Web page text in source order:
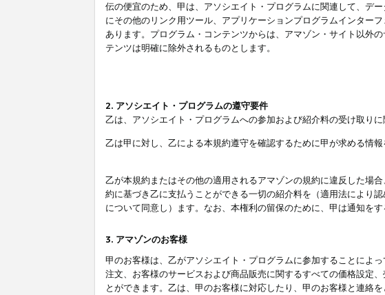
伝の便宜のため、甲は、アソシエイト・プログラムに関連して、デ
にその他のリンク用ツール、アプリケーションプログラムインター
あります。プログラム・コンテンツからは、アマゾン・サイト以外
テンツは明確に除外されるものとします。
2. アソシエイト・プログラムの遵守要件
乙は、アソシエイト・プログラムへの参加および紹介料の受け取り
乙は甲に対し、乙による本規約遵守を確認するために甲が求める情報
乙が本規約またはその他の適用されるアマゾンの規約に違反した場
約に基づき乙に支払うことができる一切の紹介料を（適用法により
について同意し）ます。なお、本権利の留保のために、甲は通知を
3. アマゾンのお客様
甲のお客様は、乙がアソシエイト・プログラムに参加することによ
注文、お客様のサービスおよび商品販売に関するすべての価格設定
とができます。乙は、甲のお客様に対応したり、甲のお客様と連絡